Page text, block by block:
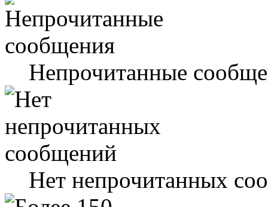
Непрочитанные
Нет непрочитанных